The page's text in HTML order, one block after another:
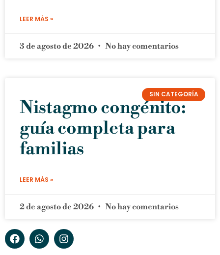
LEER MÁS »
3 de agosto de 2026 No hay comentarios
SIN CATEGORÍA
Nistagmo congénito:
guía completa para
familias
LEER MÁS »
2 de agosto de 2026 No hay comentarios